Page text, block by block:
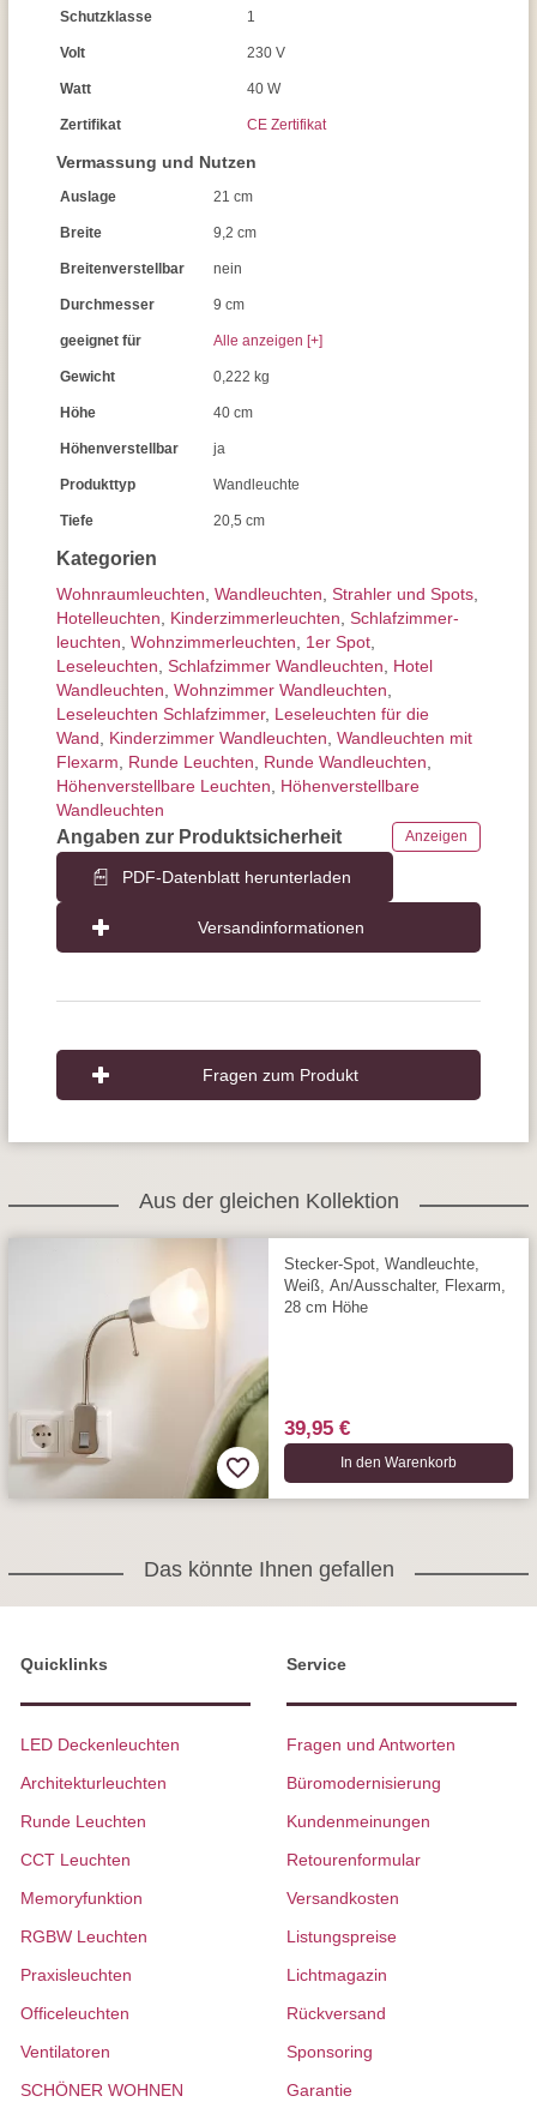
Kategorien
Wohnraum­leuchten Wand­leuchten Strahler und Spots
Hotelleuchten
Kinderzimmer­leuchten Schlafzimmer­
leuchten Wohnzimmer­leuchten 1er Spot
Leseleuchten Schlafzimmer Wandleuchten
Hotel
Wandleuchten Wohnzimmer Wandleuchten
Leseleuchten Schlafzimmer, Leseleuchten für die
Wand
Kinderzimmer Wandleuchten Wandleuchten mit
Flexarm
Runde Leuchten Runde Wandleuchten
Höhenverstellbare Leuchten
Höhenverstellbare
Wandleuchten
Angaben zur Produktsicherheit Anzeigen
PDF-Datenblatt herunterladen
Versandinformationen
Schutzklasse 1
Volt 230 V
Watt 40 W
Zertifikat CE Zertifikat
Vermassung und Nutzen
Auslage 21 cm
Breite 9,2 cm
Breitenverstellbar nein
Durchmesser 9 cm
geeignet für Alle anzeigen [+]
Gewicht 0,222 kg
Höhe 40 cm
Höhenverstellbar ja
Produkttyp Wandleuchte
Tiefe 20,5 cm
Fragen zum Produkt
Aus der gleichen Kollektion
Stecker-Spot, Wandleuchte,
Weiß, An/Ausschalter, Flexarm,
28 cm Höhe
39,95 €
In den Warenkorb
Das könnte Ihnen gefallen
Quicklinks
LED Deckenleuchten
Architekturleuchten
Runde Leuchten
CCT Leuchten
Memoryfunktion
RGBW Leuchten
Praxisleuchten
Officeleuchten
Ventilatoren
SCHÖNER WOHNEN
Service
Fragen und Antworten
Büromodernisierung
Kundenmeinungen
Retourenformular
Versandkosten
Listungspreise
Lichtmagazin
Rückversand
Sponsoring
Garantie